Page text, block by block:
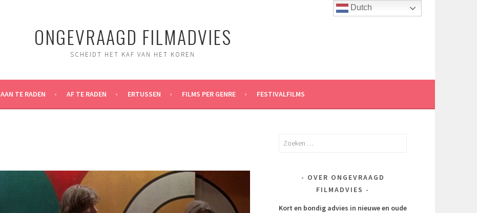
ONGEVRAAGD FILMADVIES
SCHEIDT HET KAF VAN HET KOREN
AAN TE RADEN AF TE RADEN ERTUSSEN FILMS PER GENRE FESTIVALFILMS
Zoeken
OVER ONGEVRAAGD
FILMADVIES
Kort en bondig advies in nieuwe en oude
Dutch